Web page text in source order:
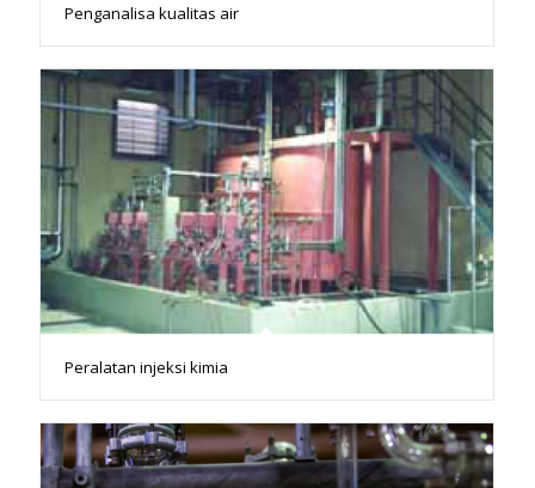
Penganalisa kualitas air
Peralatan injeksi kimia